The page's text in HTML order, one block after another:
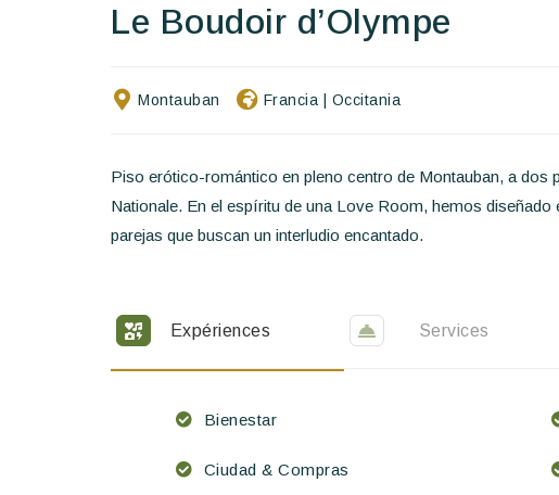
Le Boudoir d’Olympe
Montauban Francia Occitania
Piso erótico-romántico en pleno centro de Montauban, a dos
Nationale. En el espíritu de una Love Room, hemos
parejas que buscan un interludio encantado.
Expériences Services
Bienestar
Ciudad & Compras